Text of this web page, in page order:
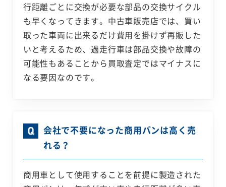
行距離ごとに交換が必要な部品の交換サイクル
も早くなってきます。中古車販売店では、買い
取った車両に出来るだけ費用を掛けず再販した
いと考えるため、過走行車は部品交換や故障の
可能性もあることから買取査定ではマイナスに
なる要因なのです。
会社で不要になった商用バンは高く売
れる？
商用車として使用することを前提に製造された